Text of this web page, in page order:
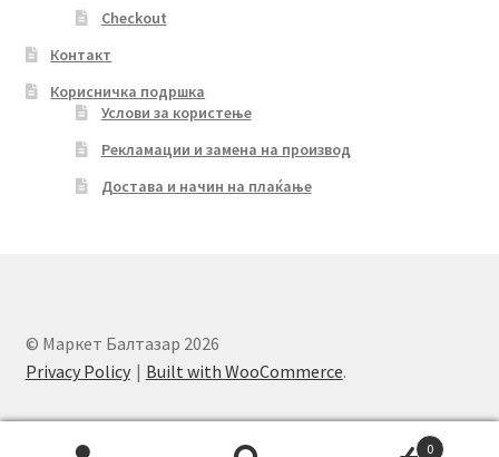
Checkout
Контакт
Корисничка подршка
Услови за користење
Рекламации и замена на производ
Достава и начин на плаќање
© Маркет Балтазар 2026
Privacy Policy
Built with WooCommerce.
0